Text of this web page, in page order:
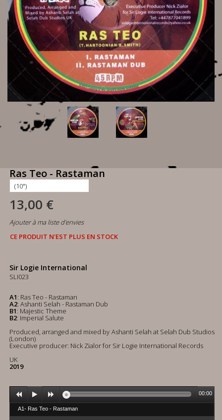
Ras Teo - Rastaman
13,00 €
Ajouter à ma liste d'envies
CE PRODUIT N'EST PLUS EN STOCK
Sir Logie International
SLI023
A1: Ras Teo - Rastaman
A2: Ashanti Selah - Rastaman Dub
B1: Majestic Theme
B2: Imperial Salute
Produced, arranged and mixed by Ashanti Selah at Selah Dub Studios
(London)
Executive producer: Nick Zialor for Sir Logie International Records
UK
2019
A1- Ras Teo - Rastaman
00:00